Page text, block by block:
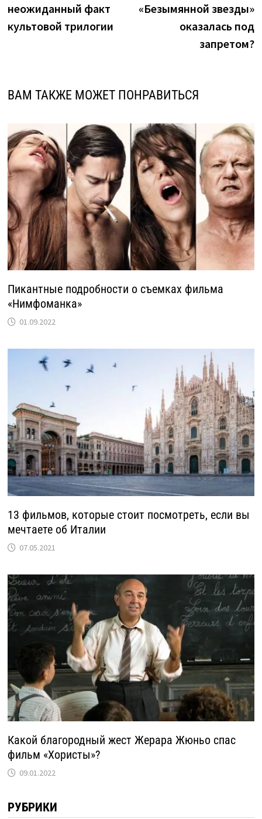
записям
неожиданный факт
культовой трилогии
«Безымянной звезды»
оказалась под
запретом?
ВАМ ТАКЖЕ МОЖЕТ ПОНРАВИТЬСЯ
Пикантные подробности о съемках фильма
«Нимфоманка»
01.09.2022
13 фильмов, которые стоит посмотреть, если вы
мечтаете об Италии
07.05.2021
Какой благородный жест Жерара Жюньо спас
фильм «Хористы»?
09.01.2022
РУБРИКИ